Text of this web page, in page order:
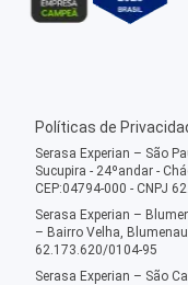
Políticas de
Serasa Experian – São
Sucupira - 24ºandar -
CEP:04794-000 - CNPJ
Serasa Experian –
– Bairro Velha,
62.173.620/0104-95
Serasa Experian – São